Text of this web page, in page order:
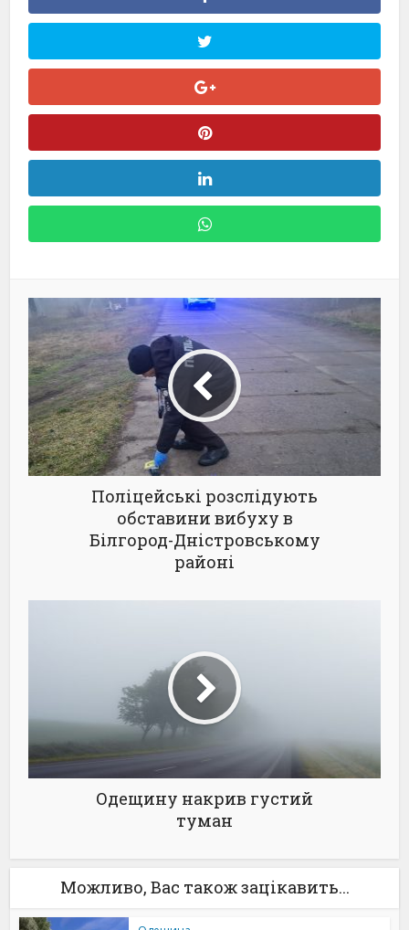
Поліцейські розслідують
обставини вибуху в
Білгород-Дністровському
районі
Одещину накрив густий
туман
Можливо, Вас також зацікавить...